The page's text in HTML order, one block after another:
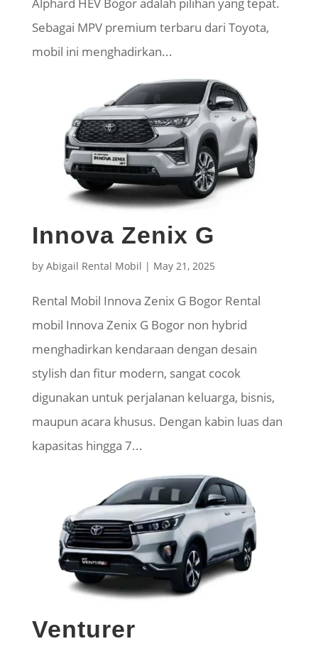
Alphard HEV Bogor adalah pilihan yang tepat.
Sebagai MPV premium terbaru dari Toyota,
mobil ini menghadirkan...
Innova Zenix G
by Abigail Rental Mobil | May 21, 2025
Rental Mobil Innova Zenix G Bogor Rental
mobil Innova Zenix G Bogor non hybrid
menghadirkan kendaraan dengan desain
stylish dan fitur modern, sangat cocok
digunakan untuk perjalanan keluarga, bisnis,
maupun acara khusus. Dengan kabin luas dan
kapasitas hingga 7...
Venturer